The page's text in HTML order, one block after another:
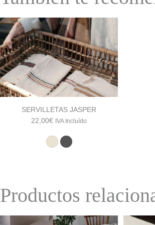
SERVILLETAS JASPER
22,00€ IVA Incluído
Productos